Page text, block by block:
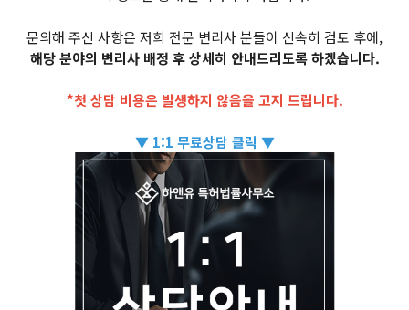
문의해 주신 사항은 저희 전문 변리사 분들이 신속히 검토 후에,
해당 분야의 변리사 배정 후 상세히 안내드리도록 하겠습니다.
*첫 상담 비용은 발생하지 않음을 고지 드립니다.
▼ 1:1 무료상담 클릭 ▼